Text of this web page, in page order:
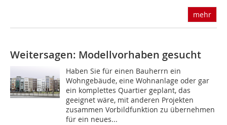
mehr
Weitersagen: Modellvorhaben gesucht
Haben Sie für einen Bauherrn ein
Wohngebäude, eine Wohnanlage oder gar
ein komplettes Quartier geplant, das
geeignet wäre, mit anderen Projekten
zusammen Vorbildfunktion zu übernehmen
für ein neues...